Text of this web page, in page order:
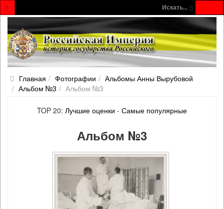
Искать...
Главная Фотографии
Альбомы Анны Вырубовой
Альбом №3
Альбом №3
TOP 20: Лучшие оценки - Самые популярные
Альбом №3